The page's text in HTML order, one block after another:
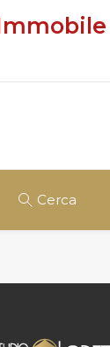
Cerca